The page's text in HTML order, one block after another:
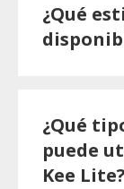
¿Qué
¿Qué
puede
Kee Lite?